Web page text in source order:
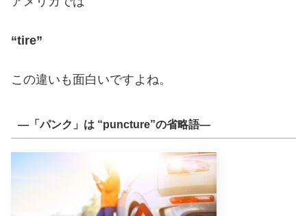
“tire”
この違いも面白いですよね。
―「パンク」は “puncture”の省略語―